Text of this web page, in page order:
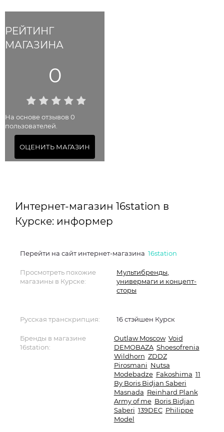
РЕЙТИНГ
МАГАЗИНА
0
На основе отзывов 0
пользователей.
ОЦЕНИТЬ МАГАЗИН
Интернет-магазин 16station в
Курске: информер
Перейти на сайт интернет-магазина 16station
Просмотреть похожие
магазины в Курске:
Мультибренды,
универмаги и концепт-
сторы
Русская транскрипция: 16 стэйшен Курск
Бренды в магазине
16station:
Outlaw Moscow Void
DEMOBAZA Shoesofrenia
Wildhorn ZDDZ
Pirosmani Nutsa
Modebadze Fakoshima 11
By Boris Bidjan Saberi
Masnada Reinhard Plank
Army of me Boris Bidjan
Saberi 139DEC Philippe
Model